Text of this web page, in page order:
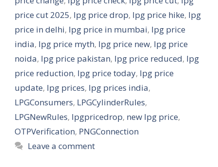
price cut 2025, lpg price drop, lpg price hike, lpg
price in delhi, lpg price in mumbai, lpg price
india, lpg price myth, lpg price new, lpg price
noida, lpg price pakistan, lpg price reduced, lpg
price reduction, lpg price today, lpg price
update, lpg prices, lpg prices india,
LPGConsumers, LPGCylinderRules,
LPGNewRules, lpgpricedrop, new lpg price,
OTPVerification, PNGConnection
Leave a comment